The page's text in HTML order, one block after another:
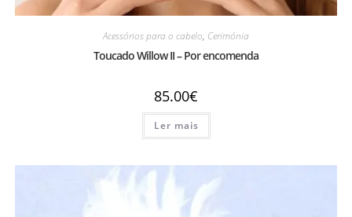
Acessórios para o cabelo, Cerimónia
Toucado Willow II – Por encomenda
85.00€
Ler mais